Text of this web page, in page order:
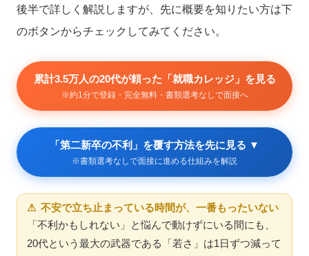
後半で詳しく解説しますが、先に概要を知りたい方は下
のボタンからチェックしてみてください。
累計3.5万人の20代が頼った「就職カレッジ」を見る
※約1分で登録・完全無料・書類選考なしで面接へ
「第二新卒の不利」を覆す方法を先に見る ▼
※書類選考なしで面接に進める仕組みを解説
⚠ 不安で立ち止まっている時間が、一番もったいない
「不利かもしれない」と悩んで動けずにいる間にも、
20代という最大の武器である「若さ」は1日ずつ減って